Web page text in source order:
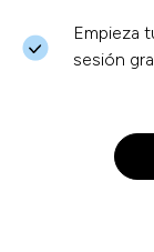
Empieza
sesión